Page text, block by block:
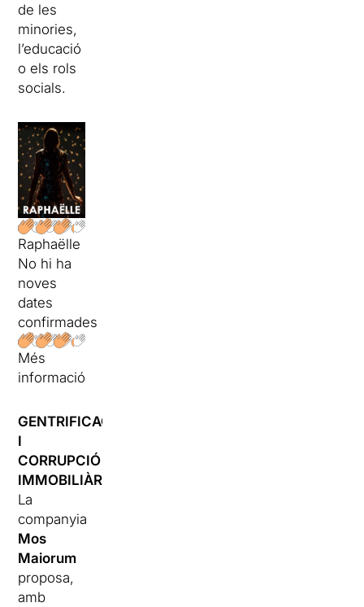
de les
minories,
l’educació
o els rols
socials.
Raphaëlle
No hi ha
noves
dates
confirmades
Més
informació
GENTRIFICACIÓ
I
CORRUPCIÓ
IMMOBILIÀRIA
La
companyia
Mos
Maiorum
proposa,
amb